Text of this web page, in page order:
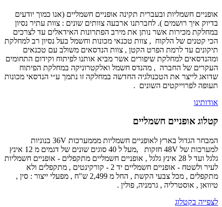
אופניים חשמליות ובעברית תקינה אופניים חשמליים (אנו כמוך יודעים
בדיוק איך רושמים ). לחברתנו ארבעה צוותים שונים : צוות עתיר נסיון
במחלקת מכירות אשר נותן את מירב הפתרונות האידאלים עד לצרכים
הכי קטנים של הלקוח , צוות טכנאי מכונות וחשמל בעל נסיון רב למחלקת
תיקונים עד לרמת הפרט הקטן , צוות הנדסאים משולב עם טכנאים
ומהנדסאים למחלקת שיפורים אשר מביא אותנו לפיתוח וקידום התחומים
העקרים של החברה , מהנדס חשמל ואלקטרוניקה במחלקת הפיתוח
שדואג לייצר את הטכנולגיה החדשה במחלקה זו נתמך ע״י הנדסאי מכונות
תעופה לפרוייקטים השונים .
אודותינו
קטלוג אופניים חשמליים
המבחר הגדול בארץ לאופניים חשמליות
מממערכות 36V בנוניות
למערכות של 48V חזקות ,מעל ל 40 סוגים שונים של דגמים מ 12 אינץ
גלגל ועד ל 28 אינץ גלגל ,
אופניים חשמליים מתקפלים - אופניים חשמליות
לעיר ולשטח - אופניים חשמליים יד 2 - קורקינטים
, מתקפלים ולא
מתקפלים , מכל צבעי הקשת , החל מ 2,499 ש"ח
, מפעלי ייצור : סין ,
טיוואן , אוסטרליה , גרמניה, פולין .
לצפייה בקטלוג